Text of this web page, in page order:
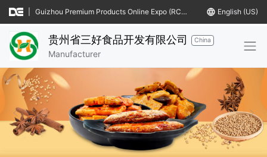
Guizhou Premium Products Online Expo (RCEP Countries) language English (US)
贵州省三好食品开发有限公司 China
Manufacturer